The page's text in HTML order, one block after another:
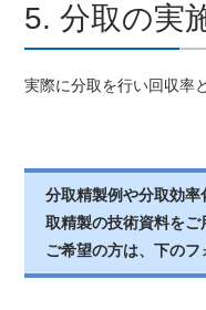
5. 分取の実
実際に分取を行い回収率
分取精製例や分取効
取精製の技術資料をご
ご希望の方は、下のフ